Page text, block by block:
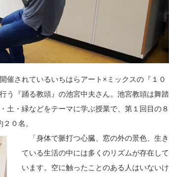
されているいちはらアート×ミックスの『１０
う『踊る教頭』の池宮中夫さん。池宮教頭は舞踏
土・緑などをテーマに学ぶ授業で、第１回目の８
０名。
「身体で脈打つ心臓、窓の外の景色、生き
ている生活の中には多くのリズムが存在して
います。空に触ったことのある人はいないけ